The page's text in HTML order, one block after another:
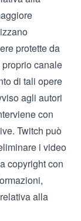
protette da
canale
di tali opere
agli autori
con
Twitch può
i video
copyright con
alla